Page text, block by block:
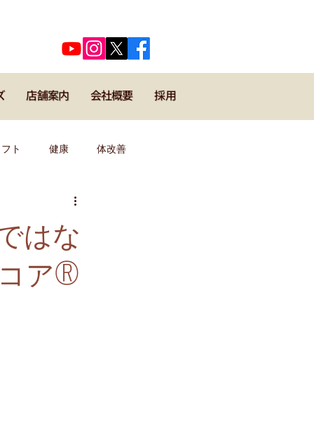
店舗案内 会社概要 採用
ト 健康 体改善
ックボクシング
はな
ア®︎